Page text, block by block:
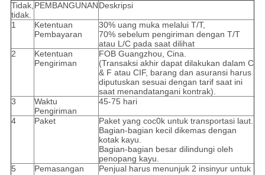
Tidak,
tidak.
PEMBANGUNANDeskripsi
1
Ketentuan
Pembayaran
30% uang muka melalui T/T,
70% sebelum pengiriman dengan T/T
atau L/C pada saat dilihat
2
Ketentuan
Pengiriman
FOB Guangzhou, Cina.
(Transaksi akhir dapat dilakukan dalam C
& F atau CIF, barang dan asuransi harus
diputuskan sesuai dengan tarif saat ini
saat menandatangani kontrak).
3
Waktu
Pengiriman
45-75 hari
4 Paket
Paket yang coc0k untuk transportasi laut.
Bagian-bagian kecil dikemas dengan
kotak kayu.
Bagian-bagian besar dilindungi oleh
penopang kayu.
5
Pemasangan
Penjual harus menunjuk 2 insinyur untuk